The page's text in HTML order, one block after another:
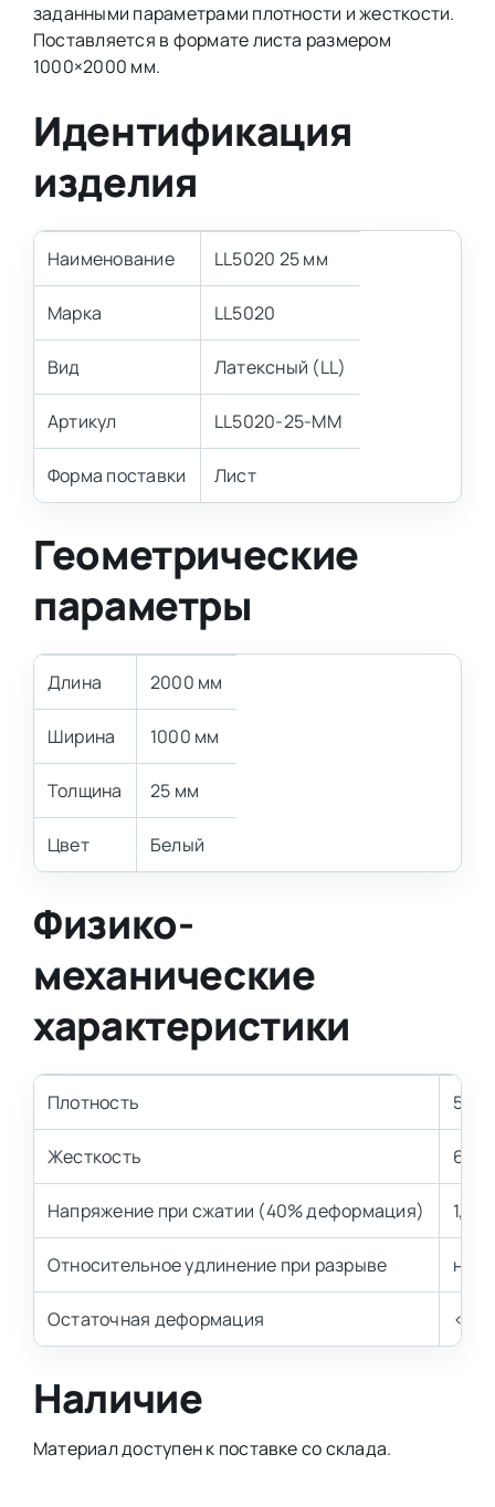
заданными параметрами плотности и жесткости.
Поставляется в формате листа размером
1000×2000 мм.
Идентификация
изделия
Наименование LL5020 25 мм
Марка LL5020
Вид Латексный (LL)
Артикул LL5020-25-MM
Форма поставки Лист
Геометрические
параметры
Длина 2000 мм
Ширина 1000 мм
Толщина 25 мм
Цвет Белый
Физико-
механические
характеристики
Плотность 50
Жесткость 6
Напряжение при сжатии (40% деформация)
Относительное удлинение при разрыве не
Остаточная деформация <
Наличие
Материал доступен к поставке со склада.